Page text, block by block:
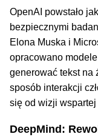
OpenAI powstało
bezpiecznymi
Elona Muska i
opracowano
generować tekst na
sposób interakcji
się od wizji wspartej
DeepMind: